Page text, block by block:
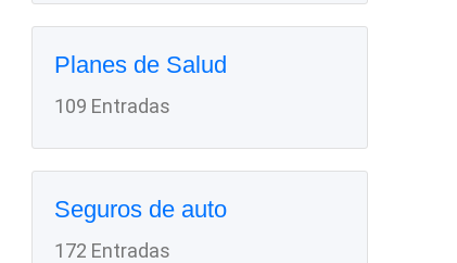
Planes de Salud
109 Entradas
Seguros de auto
172 Entradas